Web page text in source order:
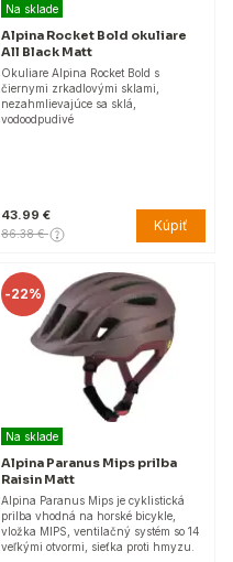
Na sklade
Alpina Rocket Bold okuliare
All Black Matt
Okuliare Alpina Rocket Bold s
čiernymi zrkadlovými sklami,
nezahmlievajúce sa sklá,
vodoodpudivé
43.99 €
86.38 € Kúpiť
-22%
Na sklade
Alpina Paranus Mips prilba
Raisin Matt
Alpina Paranus Mips je cyklistická
prilba vhodná na horské bicykle,
vložka MIPS, ventilačný systém so 14
veľkými otvormi, sieťka proti hmyzu.